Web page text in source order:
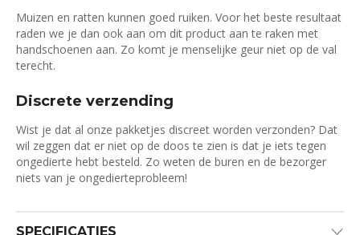
Muizen en ratten kunnen goed ruiken. Voor het beste resultaat
raden we je dan ook aan om dit product aan te raken met
handschoenen aan. Zo komt je menselijke geur niet op de val
terecht.
Discrete verzending
Wist je dat al onze pakketjes discreet worden verzonden? Dat
wil zeggen dat er niet op de doos te zien is dat je iets tegen
ongedierte hebt besteld. Zo weten de buren en de bezorger
niets van je ongedierteprobleem!
SPECIFICATIES